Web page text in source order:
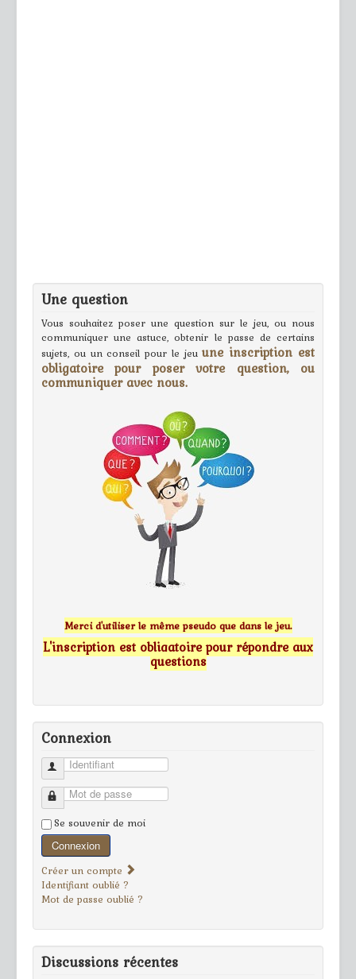
Une question
Vous souhaitez poser une question sur le jeu, ou nous
communiquer une astuce, obtenir le passe de certains
sujets, ou un conseil pour le jeuune inscription est
obligatoire pour poser votre question, ou
communiquer avec nous.
Merci d'utiliser le même pseudo que dans le jeu.
L'inscription est obligatoire pour répondre aux
questions
Connexion
Identifiant
Mot de passe
Se souvenir de moi
Connexion
Créer un compte
Identifiant oublié ?
Mot de passe oublié ?
Discussions récentes